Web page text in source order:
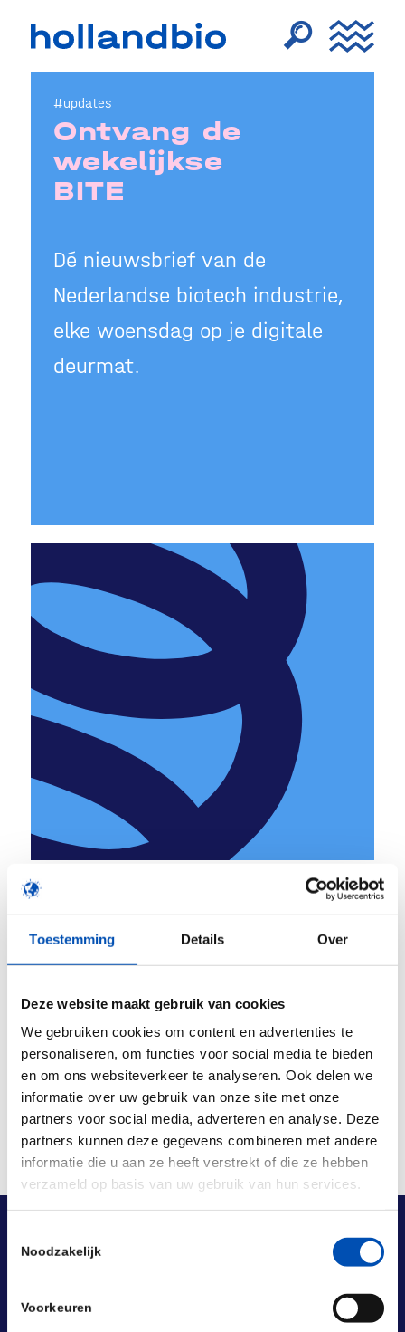
Toestemming Details Over
Deze website maakt gebruik van cookies
We gebruiken cookies om content en advertenties te
personaliseren, om functies voor social media te bieden
en om ons websiteverkeer te analyseren. Ook delen we
informatie over uw gebruik van onze site met onze
partners voor social media, adverteren en analyse. Deze
partners kunnen deze gegevens combineren met andere
informatie die u aan ze heeft verstrekt of die ze hebben
verzameld op basis van uw gebruik van hun services.
Noodzakelijk
Voorkeuren
#updates
Ontvang de
wekelijkse
BITE
Dé nieuwsbrief van de
Nederlandse biotech industrie,
elke woensdag op je digitale
deurmat.
cookies te accepteren. Pasuw cookie-
voorkeurenaan.
Heb je nieuwssuggesties of persberichten? Laat
nieuws@hollandbio.nl